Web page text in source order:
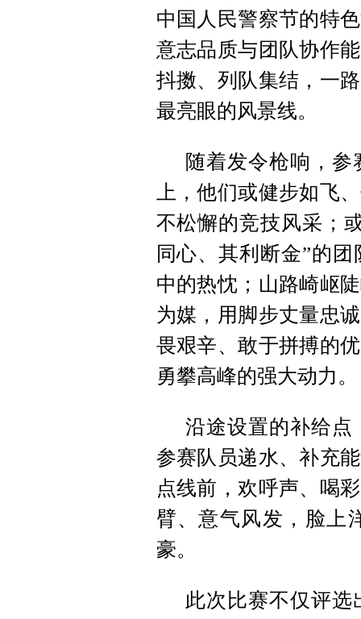
中国人民警察节的特
意志品质与团队协作
抖擞、列队集结，一
最亮眼的风景线。
随着发令枪响，
上，他们或健步如飞
不松懈的竞技风采；
同心、其利断金”的
中的热忱；山路崎岖
为媒，用脚步丈量忠
畏艰辛、敢于拼搏的
勇攀高峰的强大动力。
沿途设置的补给点
参赛队员递水、补充
点线前，欢呼声、喝
臂、意气风发，脸上
豪。
此次比赛不仅评